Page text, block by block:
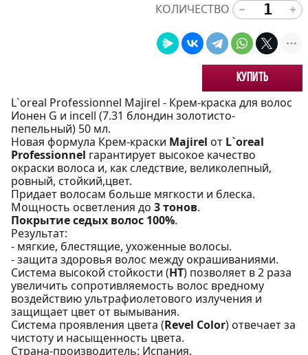
КОЛИЧЕСТВО
Купить
L`oreal Professionnel Majirel - Крем-краска для волос
Ионен G и incell (7.31 блондин золотисто-
пепельный) 50 мл.
Новая формула Крем-краски Majirel от L`oreal
Professionnel гарантирует высокое качество
окраски волоса и, как следствие, великолепный,
ровный, стойкий,цвет.
Придает волосам больше мягкости и блеска.
Мощность осветления до 3 тонов.
Покрытие седых волос 100%.
Результат:
- мягкие, блестящие, ухоженные волосы.
- защита здоровья волос между окрашиваниями.
Система высокой стойкости (НТ) позволяет в 2 раза
увеличить сопротивляемость волос вредному
воздействию ультрафиолетового излучения и
защищает цвет от вымывания.
Система проявления цвета (Revel Color) отвечает за
чистоту и насыщенность цвета.
Страна-производитель: Испания.